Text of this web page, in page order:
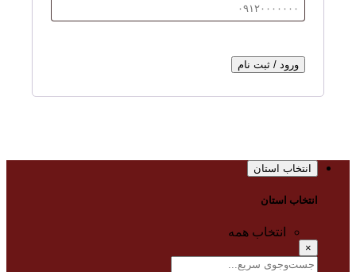
ورود / ثبت نام
انتخاب استان
انتخاب استان
انتخاب همه
×